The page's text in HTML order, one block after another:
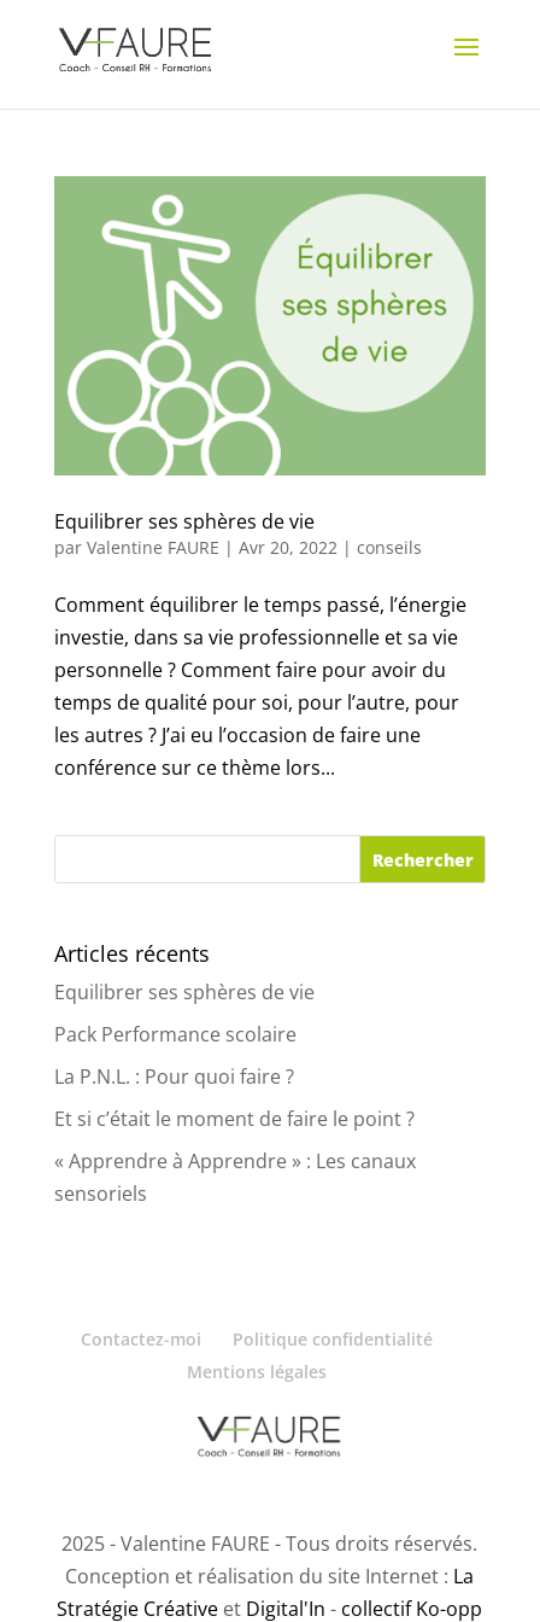
Equilibrer ses sphères de vie
par Valentine FAURE | Avr 20, 2022| conseils
Comment équilibrer le temps passé, l’énergie
investie, dans sa vie professionnelle et sa vie
personnelle ? Comment faire pour avoir du
temps de qualité pour soi, pour l’autre, pour
les autres ? J’ai eu l’occasion de faire une
conférence sur ce thème lors...
Articles récents
Equilibrer ses sphères de vie
Pack Performance scolaire
La P.N.L. : Pour quoi faire ?
Et si c’était le moment de faire le point ?
« Apprendre à Apprendre » : Les canaux
sensoriels
2025 - Valentine FAURE - Tous droits réservés.
Conception et réalisation du site Internet : La
Stratégie Créative et Digital'In - collectif Ko-opp
Contactez-moi
Politique confidentialité
Mentions légales